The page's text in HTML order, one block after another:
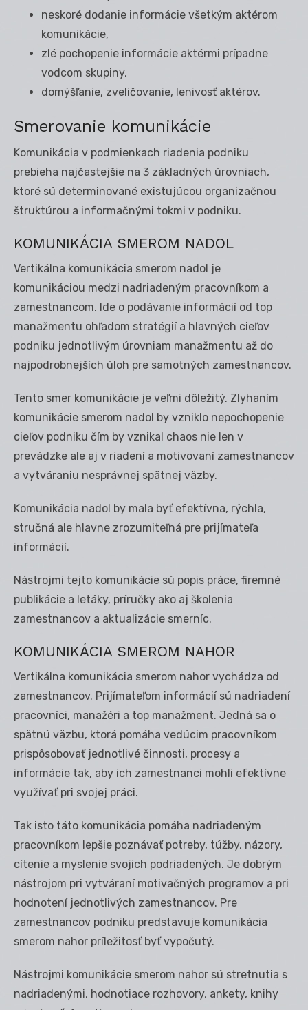
neskoré dodanie informácie všetkým aktérom
komunikácie,
zlé pochopenie informácie aktérmi prípadne
vodcom skupiny,
domýšľanie, zveličovanie, lenivosť aktérov.
Smerovanie komunikácie
Komunikácia v podmienkach riadenia podniku
prebieha najčastejšie na 3 základných úrovniach,
ktoré sú determinované existujúcou organizačnou
štruktúrou a informačnými tokmi v podniku.
KOMUNIKÁCIA SMEROM NADOL
Vertikálna komunikácia smerom nadol je
komunikáciou medzi nadriadeným pracovníkom a
zamestnancom. Ide o podávanie informácií od top
manažmentu ohľadom stratégií a hlavných cieľov
podniku jednotlivým úrovniam manažmentu až do
najpodrobnejších úloh pre samotných zamestnancov.
Tento smer komunikácie je veľmi dôležitý. Zlyhaním
komunikácie smerom nadol by vzniklo nepochopenie
cieľov podniku čím by vznikal chaos nie len v
prevádzke ale aj v riadení a motivovaní zamestnancov
a vytváraniu nesprávnej spätnej väzby.
Komunikácia nadol by mala byť efektívna, rýchla,
stručná ale hlavne zrozumiteľná pre prijímateľa
informácií.
Nástrojmi tejto komunikácie sú popis práce, firemné
publikácie a letáky, príručky ako aj školenia
zamestnancov a aktualizácie smerníc.
KOMUNIKÁCIA SMEROM NAHOR
Vertikálna komunikácia smerom nahor vychádza od
zamestnancov. Prijímateľom informácií sú nadriadení
pracovníci, manažéri a top manažment. Jedná sa o
spätnú väzbu, ktorá pomáha vedúcim pracovníkom
prispôsobovať jednotlivé činnosti, procesy a
informácie tak, aby ich zamestnanci mohli efektívne
využívať pri svojej práci.
Tak isto táto komunikácia pomáha nadriadeným
pracovníkom lepšie poznávať potreby, túžby, názory,
cítenie a myslenie svojich podriadených. Je dobrým
nástrojom pri vytváraní motivačných programov a pri
hodnotení jednotlivých zamestnancov. Pre
zamestnancov podniku predstavuje komunikácia
smerom nahor príležitosť byť vypočutý.
Nástrojmi komunikácie smerom nahor sú stretnutia s
nadriadenými, hodnotiace rozhovory, ankety, knihy